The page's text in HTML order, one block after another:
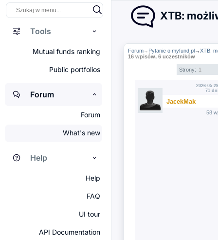
Tools
Mutual funds ranking
Public portfolios
Forum
Forum
What's new
Help
Help
FAQ
UI tour
API Documentation
XTB:
Forum→ Pytanie o myfund.pl→XTB:
16 wpisów, 6 uczestników
Strony: 1
2026-05-
71
JacekMak
58